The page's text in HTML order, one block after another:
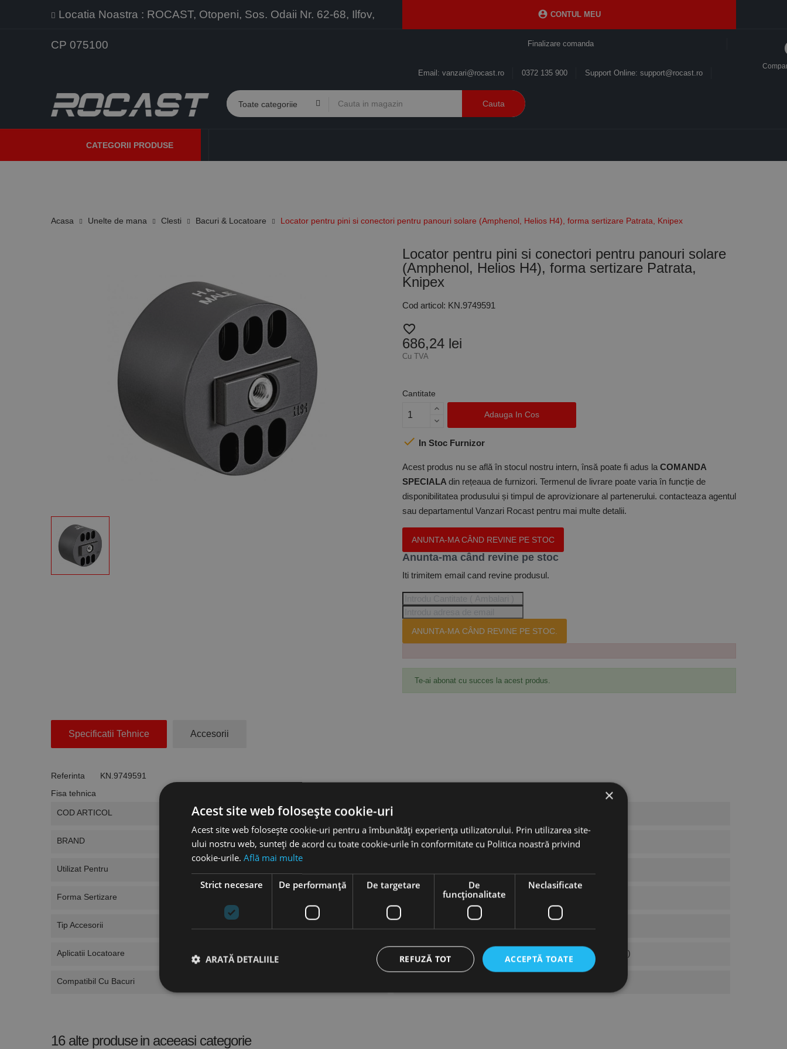
Locatia Noastra : ROCAST, Otopeni, Sos. Odaii Nr. 62-68, Ilfov,
CP 075100
 CONTUL MEU
Finalizare comanda
Support Online: support@rocast.ro
0372 135 900
Email: vanzari@rocast.ro
Cauta
CATEGORII PRODUSE
Acasa Unelte de mana Clesti Bacuri & Locatoare Locator pentru pini si conectori pentru panouri solare (Amphenol, Helios H4), forma sertizare Patrata, Knipex
Locator pentru pini si conectori pentru panouri solare
(Amphenol, Helios H4), forma sertizare Patrata,
Knipex
Cod articol: KN.9749591
favorite_border
686,24 lei
Cu TVA
Cantitate
Adauga In Cos
 In Stoc Furnizor
Acest produs nu se află în stocul nostru intern, însă poate fi adus la COMANDA
SPECIALA din rețeaua de furnizori. Termenul de livrare poate varia în funcție de
disponibilitatea produsului și timpul de aprovizionare al partenerului. contacteaza agentul
sau departamentul Vanzari Rocast pentru mai multe detalii.
ANUNTA-MA CÂND REVINE PE STOC
Anunta-ma când revine pe stoc
Iti trimitem email cand revine produsul.
ANUNTA-MA CÂND REVINE PE STOC.
Te-ai abonat cu succes la acest produs.
Specificatii Tehnice Accesorii
Referinta
KN.9749591
Fisa tehnica
COD ARTICOL
BRAND Knipex
Utilizat Pentru
Forma Sertizare
Tip Accesorii
Aplicatii Locatoare Pini Si Conectori Pentru Panouri Solare (Amphenol, Helios H4)
Compatibil Cu Bacuri
16 alte produsein aceeasi categorie
×
Acest site web folosește cookie-uri
Acest site web folosește cookie-uri pentru a îmbunătăți experiența utilizatorului. Prin utilizarea site-
ului nostru web, sunteți de acord cu toate cookie-urile în conformitate cu Politica noastră privind
cookie-urile. Află mai multe
Strict necesare De performanță De targetare
De
funcţionalitate
Neclasificate
ACCEPTĂ TOATE
REFUZĂ TOT
ARATĂ DETALIILE
Cookie-urile strict necesare permit funcționalitatea principală a site-ului web, cum ar fi autentificarea utilizatorului și gestionarea
contului. Site-ul web nu poate fi utilizat corect fără cookie-uri strict necesare.